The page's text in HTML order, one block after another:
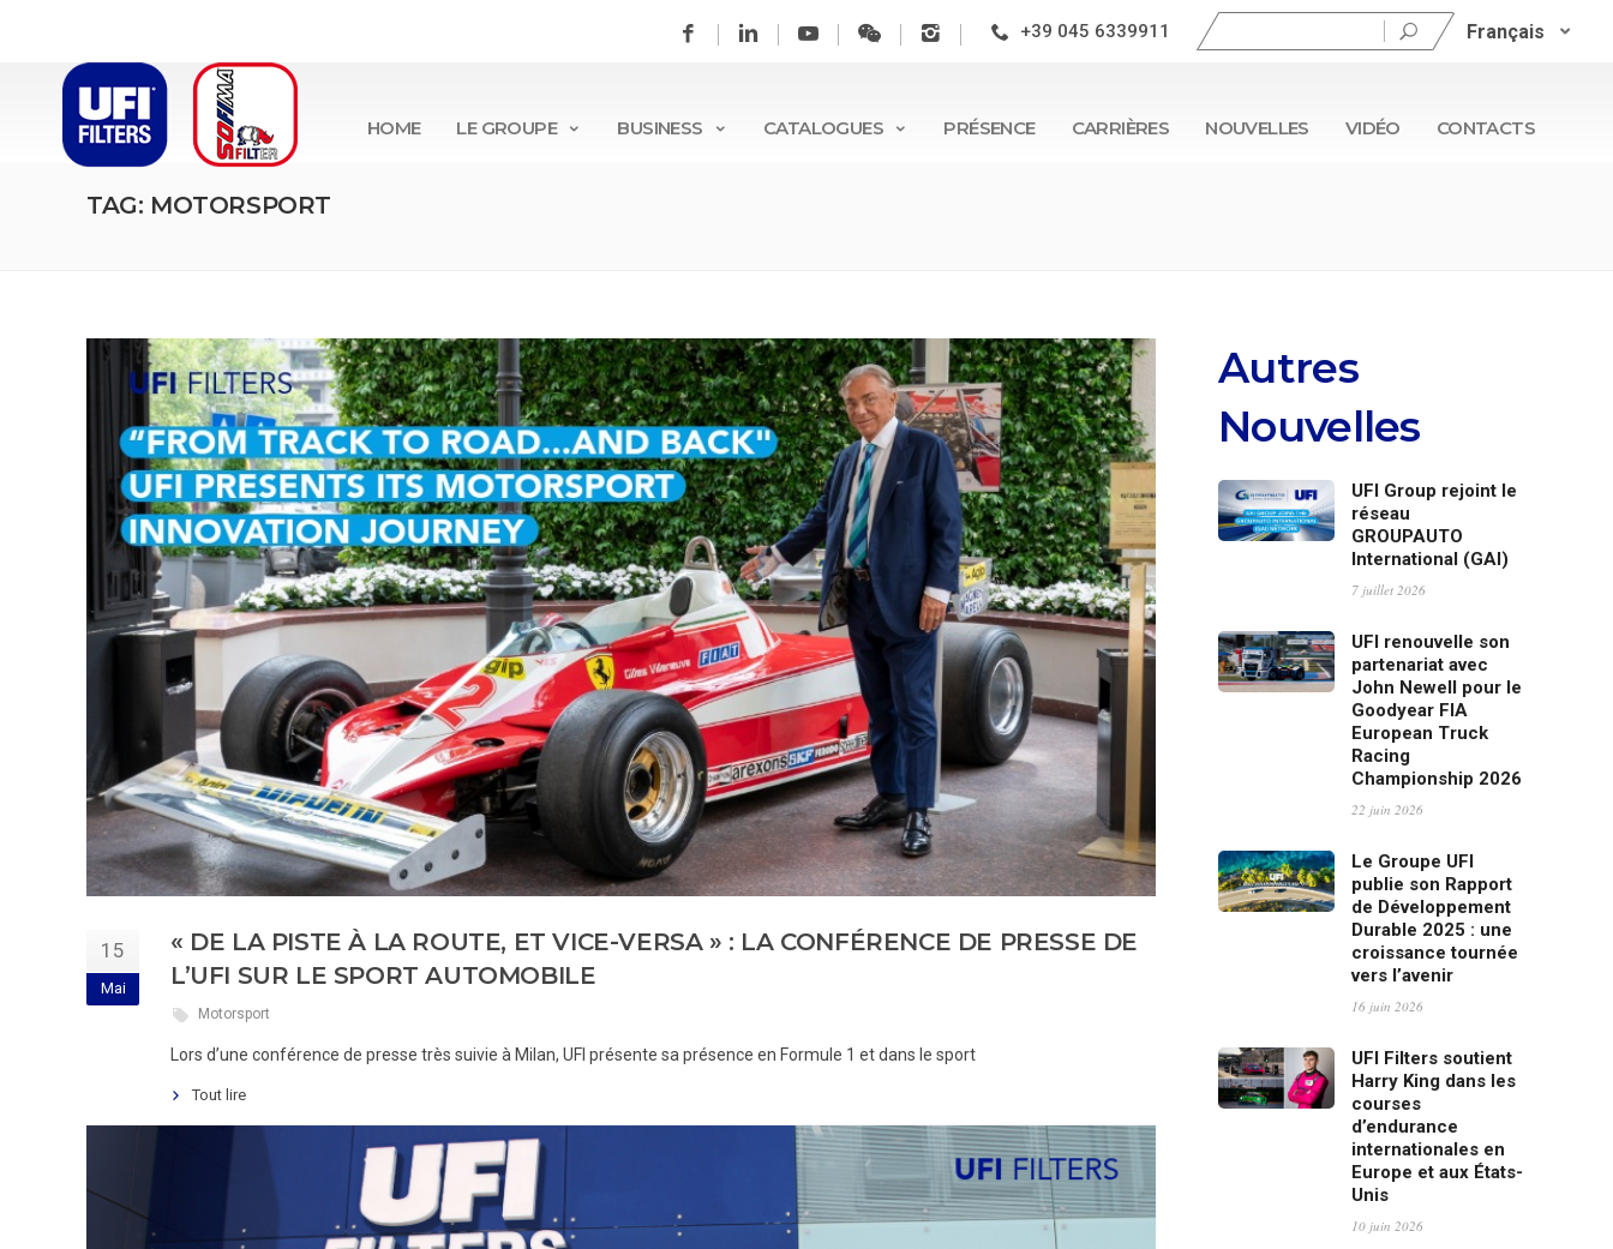
+39 045 6339911 Rechercher : Français
HOME LE GROUPE BUSINESS CATALOGUES PRÉSENCE CARRIÈRES NOUVELLES VIDÉO CONTACTS
TAG: MOTORSPORT
15
Mai
« DE LA PISTE À LA ROUTE, ET VICE-VERSA » : LA CONFÉRENCE DE PRESSE DE
L’UFI SUR LE SPORT AUTOMOBILE
Motorsport
Lors d’une conférence de presse très suivie à Milan, UFI présente sa présence en Formule 1 et dans le sport
Tout lire
Autres
Nouvelles
UFI Group rejoint le
réseau
GROUPAUTO
International (GAI)
7 juillet 2026
UFI renouvelle son
partenariat avec
John Newell pour le
Goodyear FIA
European Truck
Racing
Championship 2026
22 juin 2026
Le Groupe UFI
publie son Rapport
de Développement
Durable 2025 : une
croissance tournée
vers l’avenir
16 juin 2026
UFI Filters soutient
Harry King dans les
courses
d’endurance
internationales en
Europe et aux États-
Unis
10 juin 2026